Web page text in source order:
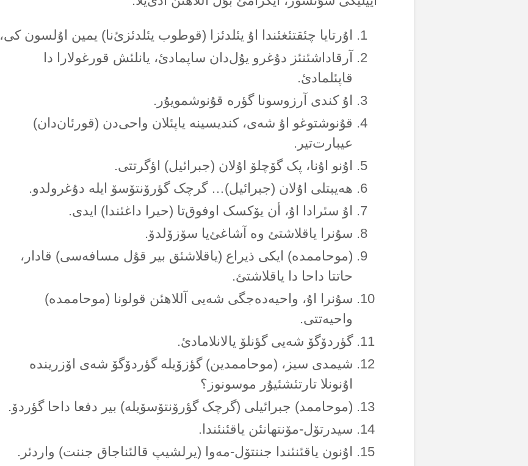
اۇرتایا چئقتئغئندا اۇ یئلدئزا (قوطوب یئلدئزئ‌نا) یمین اۇلسون کی،
آرقاداشئنئز دۇغرو یۇل‌دان ساپمادئ، یانلئش قورغولارا دا
قاپئلمادئ.
اۇ کندی آرزوسونا گؤرە قۇنوشمویۇر.
‌قۇنوشتوغو اۇ شەی، کندیسینە یاپئلان واحی‌دن (قورئان‌دان)
عیبارت‌تیر.
اۇنو اۇنا، پک گۆچلۆ اۇلان (جبرائیل) اؤگرتتی.
هەیبتلی اۇلان (جبرائیل)… گرچک گؤرۆنتۆسۆ ایلە دۇغرولدو.
اۇ سئرادا اۇ، أن یۆکسک اوفوق‌تا (حیرا داغئندا) ایدی.
سۇنرا یاقلاشتئ وە آشاغئ‌یا سۆزۆلدۆ.
(موحاممدە) ایکی ذیراع (یاقلاشئق بیر قۇل مسافەسی) قادار،
حاتتا داحا دا یاقلاشتئ.
سۇنرا اۇ، واحیەدەجگی شەیی آللاهئن قولونا (موحاممدە)
واحیەتتی.
گؤردۆگۆ شەیی گؤنلۆ یالانلامادئ.
شیمدی سیز، (موحاممدین) گؤزۆیلە گؤردۆگۆ شەی اۆزریندە
اۇنونلا تارتئشئیۇر موسونوز؟
(موحاممد) جبرائیلی (گرچک گؤرۆنتۆسۆیلە) بیر دفعا داحا گؤردۆ.
سیدرتۆل-مۆنتهانئن یاقئنئندا.
اۇنون یاقئنئندا جننتۆل-مەوا (یرلشیپ قالئناجاق جننت) واردئر.